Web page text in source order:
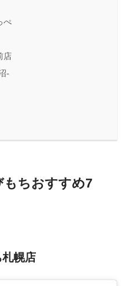
ぺ
店
-
もちおすすめ7
札幌店